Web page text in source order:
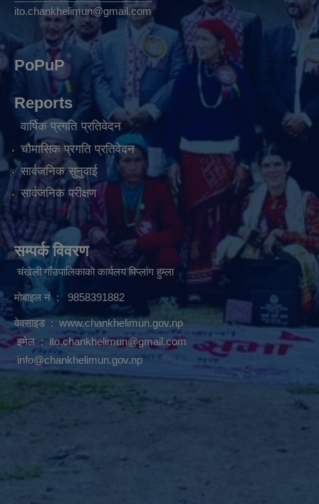
ito.chankhelimun@gmail.com
PoPuP
Reports
वार्षिक प्रगति प्रतिवेदन
चौमासिक प्रगति प्रतिवेदन
सार्वजनिक सुनुवाई
सार्वजनिक परीक्षण
सम्पर्क विवरण
चंखेली गाँउपालिकाकाे कार्यलय पिप्लांग हुम्ला
माेबाइल नं : 9858391882
वेवसाइड : www.chankhelimun.gov.np
इमेल : ito.chankhelimun@gmail.com
info@chankhelimun.gov.np